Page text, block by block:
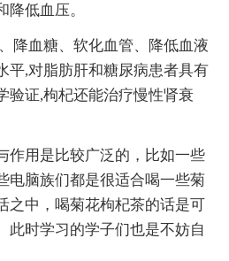
降低血压。
降血糖、软化血管、降低血液
平,对脂肪肝和糖尿病患者具有
验证,枸杞还能治疗慢性肾衰
作用是比较广泛的，比如一些
电脑族们都是很适合喝一些菊
之中，喝菊花枸杞茶的话是可
此时学习的学子们也是不妨自